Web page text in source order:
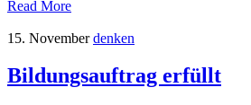
Read More
15. November denken
Bildungsauftrag erfüllt